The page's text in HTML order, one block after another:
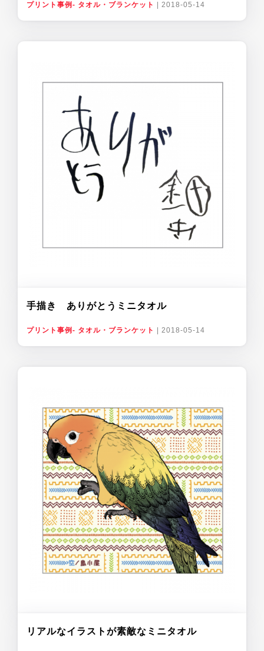
プリント事例- タオル・ブランケット 2018-05-14
手描き ありがとうミニタオル
プリント事例- タオル・ブランケット 2018-05-14
リアルなイラストが素敵なミニタオル